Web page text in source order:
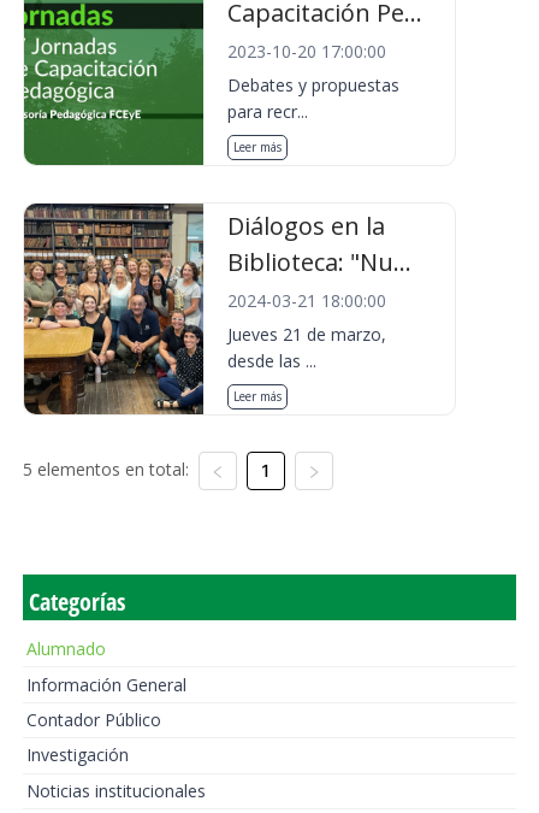
Capacitación Pe...
2023-10-20 17:00:00
Debates y propuestas
para recr...
Leer más
Diálogos en la
Biblioteca: "Nu...
2024-03-21 18:00:00
Jueves 21 de marzo,
desde las ...
Leer más
5 elementos en total: 1
Categorías
Alumnado
Información General
Contador Público
Investigación
Noticias institucionales